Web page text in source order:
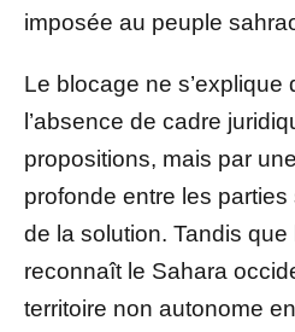
imposée au peuple
Le blocage ne s’explique
l’absence de cadre
propositions, mais par
profonde entre les
de la solution. Tandis que
reconnaît le Sahara
territoire non autonome